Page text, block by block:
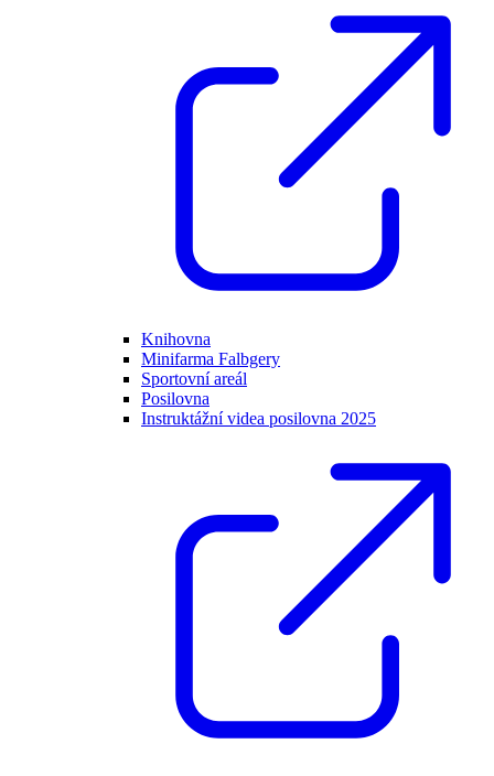
Knihovna
Minifarma Falbgery
Sportovní areál
Posilovna
Instruktážní videa posilovna 2025